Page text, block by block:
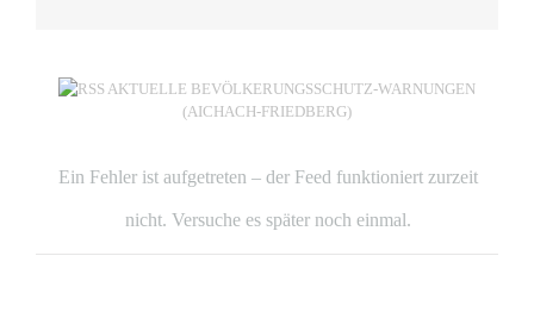
AKTUELLE BEVÖLKERUNGSSCHUTZ-WARNUNGEN
(AICHACH-FRIEDBERG)
Ein Fehler ist aufgetreten – der Feed funktioniert zurzeit
nicht. Versuche es später noch einmal.